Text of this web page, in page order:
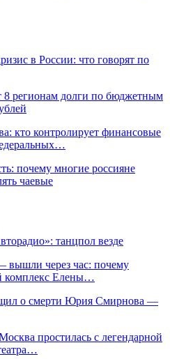
в России: что говорят по
8 регионам долги по бюджетным
кто контролирует финансовые
почему многие россияне
чаевые
танцпол везде
вышли через час: почему
комплекс Елены…
о смерти Юрия Смирнова —
простилась с легендарной